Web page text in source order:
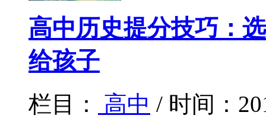
高中历史提分技巧：
给孩子
栏目： 高中 / 时间：